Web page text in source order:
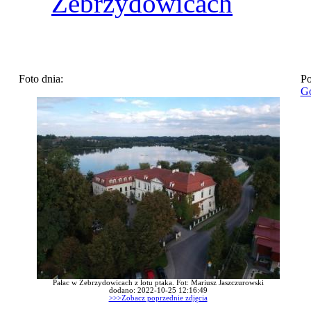
Foto dnia:
Pałac w Zebrzydowicach z lotu ptaka. Fot: Mariusz Jaszczurowski
dodano: 2022-10-25 12:16:49
>>>Zobacz poprzednie zdjęcia